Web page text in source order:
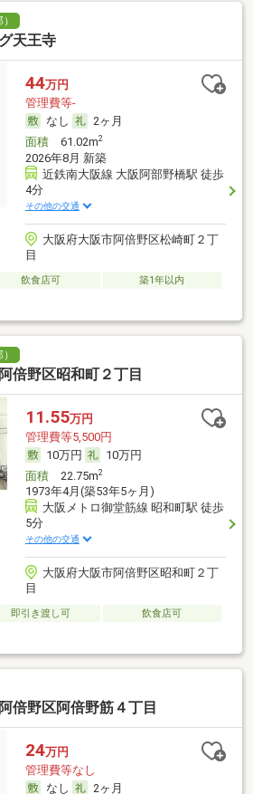
天王寺
44万円
管理費等-
なし
2ヶ月
面積61.02m2
2026年8月 新築
近鉄南大阪線 大阪阿部野橋駅 徒歩
4分
その他の交通
大阪府大阪市阿倍野区松崎町２丁
目
飲食店可
築1年以内
倍野区昭和町２丁目
11.55万円
管理費等5,500円
10万円
10万円
面積22.75m2
1973年4月(築53年5ヶ月)
大阪メトロ御堂筋線 昭和町駅 徒歩
5分
その他の交通
大阪府大阪市阿倍野区昭和町２丁
目
即引き渡し可
飲食店可
倍野区阿倍野筋４丁目
24万円
管理費等なし
なし
2ヶ月